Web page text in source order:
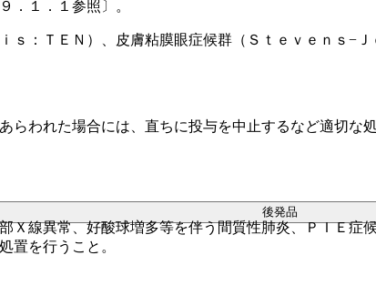
．１．１参照〕。
ＴＥＮ）、皮膚粘膜眼症候群（Ｓｔｅｖｅｎｓ−Ｊ
われた場合には、直ちに投与を中止するなど適切な処
線異常、好酸球増多等を伴う間質性肺炎、ＰＩＥ症
置を行うこと。
後発品